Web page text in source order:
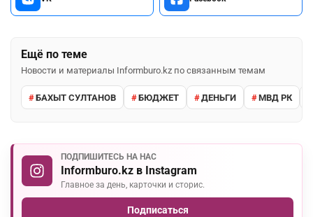
Ещё по теме
Новости и материалы Informburo.kz по связанным темам
БАХЫТ СУЛТАНОВ БЮДЖЕТ ДЕНЬГИ МВД РК
ПОДПИШИТЕСЬ НА НАС
Informburo.kz в Instagram
Главное за день, карточки и сторис.
Подписаться